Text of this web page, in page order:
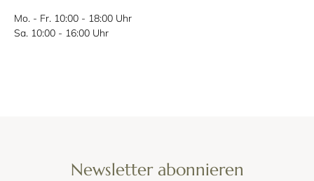
Mo. - Fr. 10:00 - 18:00 Uhr
Sa. 10:00 - 16:00 Uhr
Newsletter abonnieren